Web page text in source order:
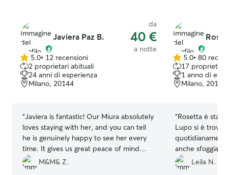
Javiera Paz B.
da
40 €
a notte
5.0
su
5
stelle
5.0• 12 recensioni
2 proprietari abituali
24 anni di esperienza
Milano, 20144
“Javiera is fantastic! Our Miura absolutely
loves staying with her, and you can tell
he is genuinely happy to see her every
time. It gives us great peace of mind
knowing that he is so well looked after,
loved, and spoiled while we are away.
M&M& Z.
5.0
su
5
stelle
5.0• 80
17 proprietari
1 anno di
Milano, 20141
“Rosetta è
Lupo si è
anche
un maestro zen
di percorso
Leila N.